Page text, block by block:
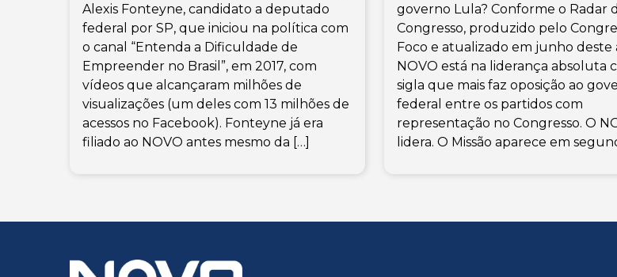
Alexis Fonteyne, candidato a deputado
federal por SP, que iniciou na política com
o canal “Entenda a Dificuldade de
Empreender no Brasil”, em 2017, com
vídeos que alcançaram milhões de
visualizações (um deles com 13 milhões de
acessos no Facebook). Fonteyne já era
filiado ao NOVO antes mesmo da […]
governo Lula? Conforme o Radar
Congresso, produzido pelo
Foco e atualizado em junho deste
NOVO está na liderança absoluta
sigla que mais faz oposição ao
federal entre os partidos com
representação no Congresso. O
lidera. O Missão aparece em